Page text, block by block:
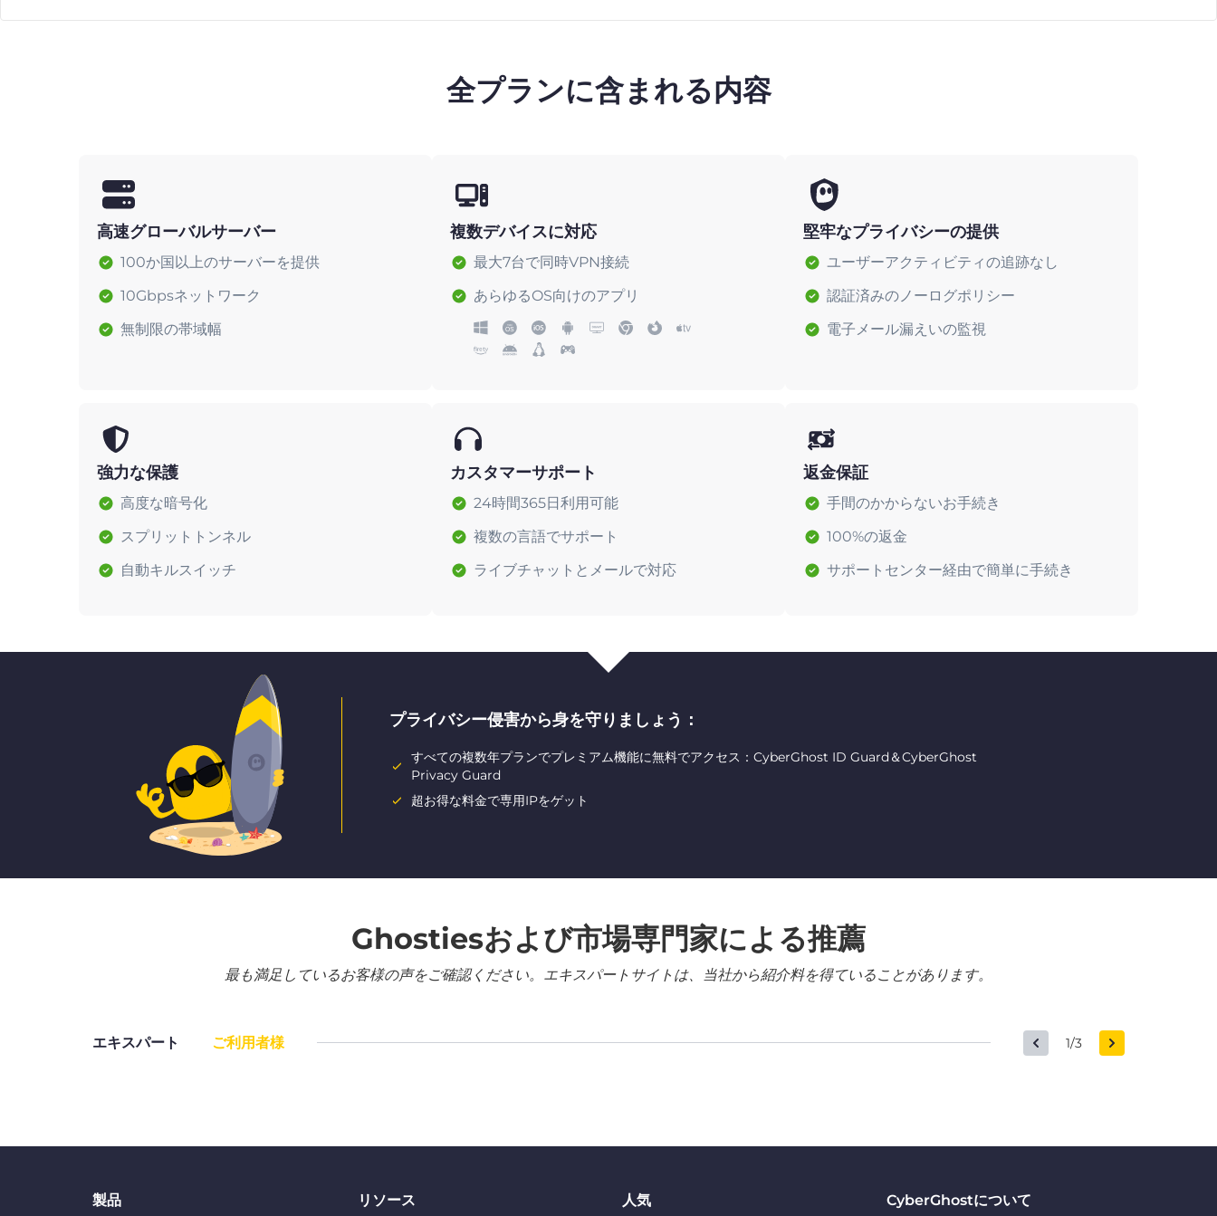
全プランに含まれる内容
高速グローバルサーバー
100か国以上のサーバーを提供
10Gbpsネットワーク
無制限の帯域幅
複数デバイスに対応
最大7台で同時VPN接続
あらゆるOS向けのアプリ
堅牢なプライバシーの提供
ユーザーアクティビティの追跡なし
認証済みのノーログポリシー
電子メール漏えいの監視
強力な保護
高度な暗号化
スプリットトンネル
自動キルスイッチ
カスタマーサポート
24時間365日利用可能
複数の言語でサポート
ライブチャットとメールで対応
返金保証
手間のかからないお手続き
100%の返金
サポートセンター経由で簡単に手続き
プライバシー侵害から身を守りましょう：
すべての複数年プランでプレミアム機能に無料でアクセス：CyberGhost ID Guard＆CyberGhost
Privacy Guard
超お得な料金で専用IPをゲット
Ghostiesおよび市場専門家による推薦
最も満足しているお客様の声をご確認ください。エキスパートサイトは、当社から紹介料を得ていることがあります。
エキスパート ご利用者様 1/3
製品 リソース 人気 CyberGhostについて